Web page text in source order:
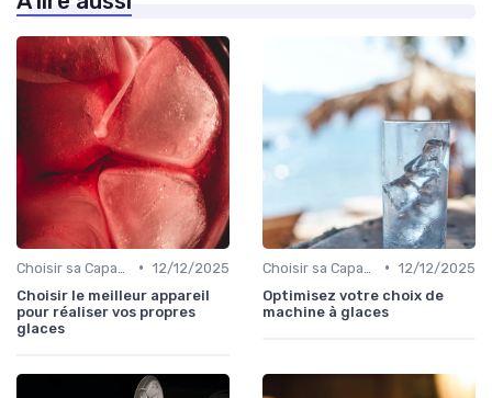
• 12/12/2025
Choisir le meilleur appareil
pour réaliser vos propres
glaces
• 12/12/2025
Optimisez votre choix de
machine à glaces